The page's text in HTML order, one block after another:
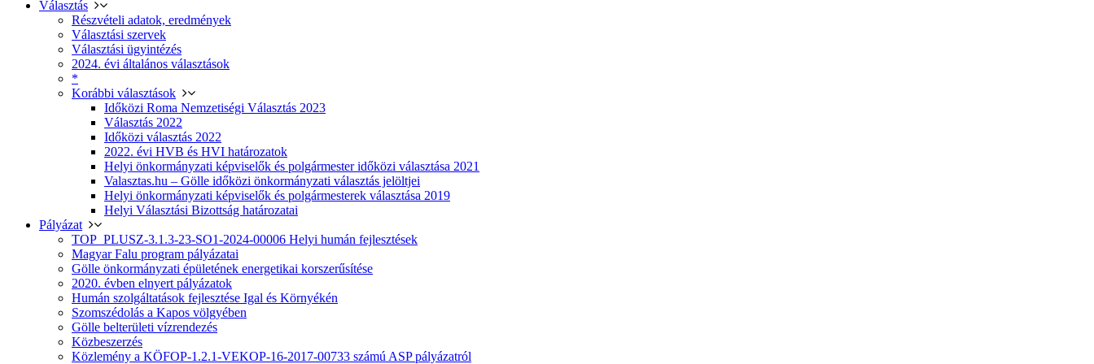
Választás
Részvételi adatok, eredmények
Választási szervek
Választási ügyintézés
2024. évi általános választások
*
Korábbi választások
Időközi Roma Nemzetiségi Választás 2023
Választás 2022
Időközi választás 2022
2022. évi HVB és HVI határozatok
Helyi önkormányzati képviselők és polgármester időközi választása 2021
Valasztas.hu – Gölle időközi önkormányzati választás jelöltjei
Helyi önkormányzati képviselők és polgármesterek választása 2019
Helyi Választási Bizottság határozatai
Pályázat
TOP_PLUSZ-3.1.3-23-SO1-2024-00006 Helyi humán fejlesztések
Magyar Falu program pályázatai
Gölle önkormányzati épületének energetikai korszerűsítése
2020. évben elnyert pályázatok
Humán szolgáltatások fejlesztése Igal és Környékén
Szomszédolás a Kapos völgyében
Gölle belterületi vízrendezés
Közbeszerzés
Közlemény a KÖFOP-1.2.1-VEKOP-16-2017-00733 számú ASP pályázatról